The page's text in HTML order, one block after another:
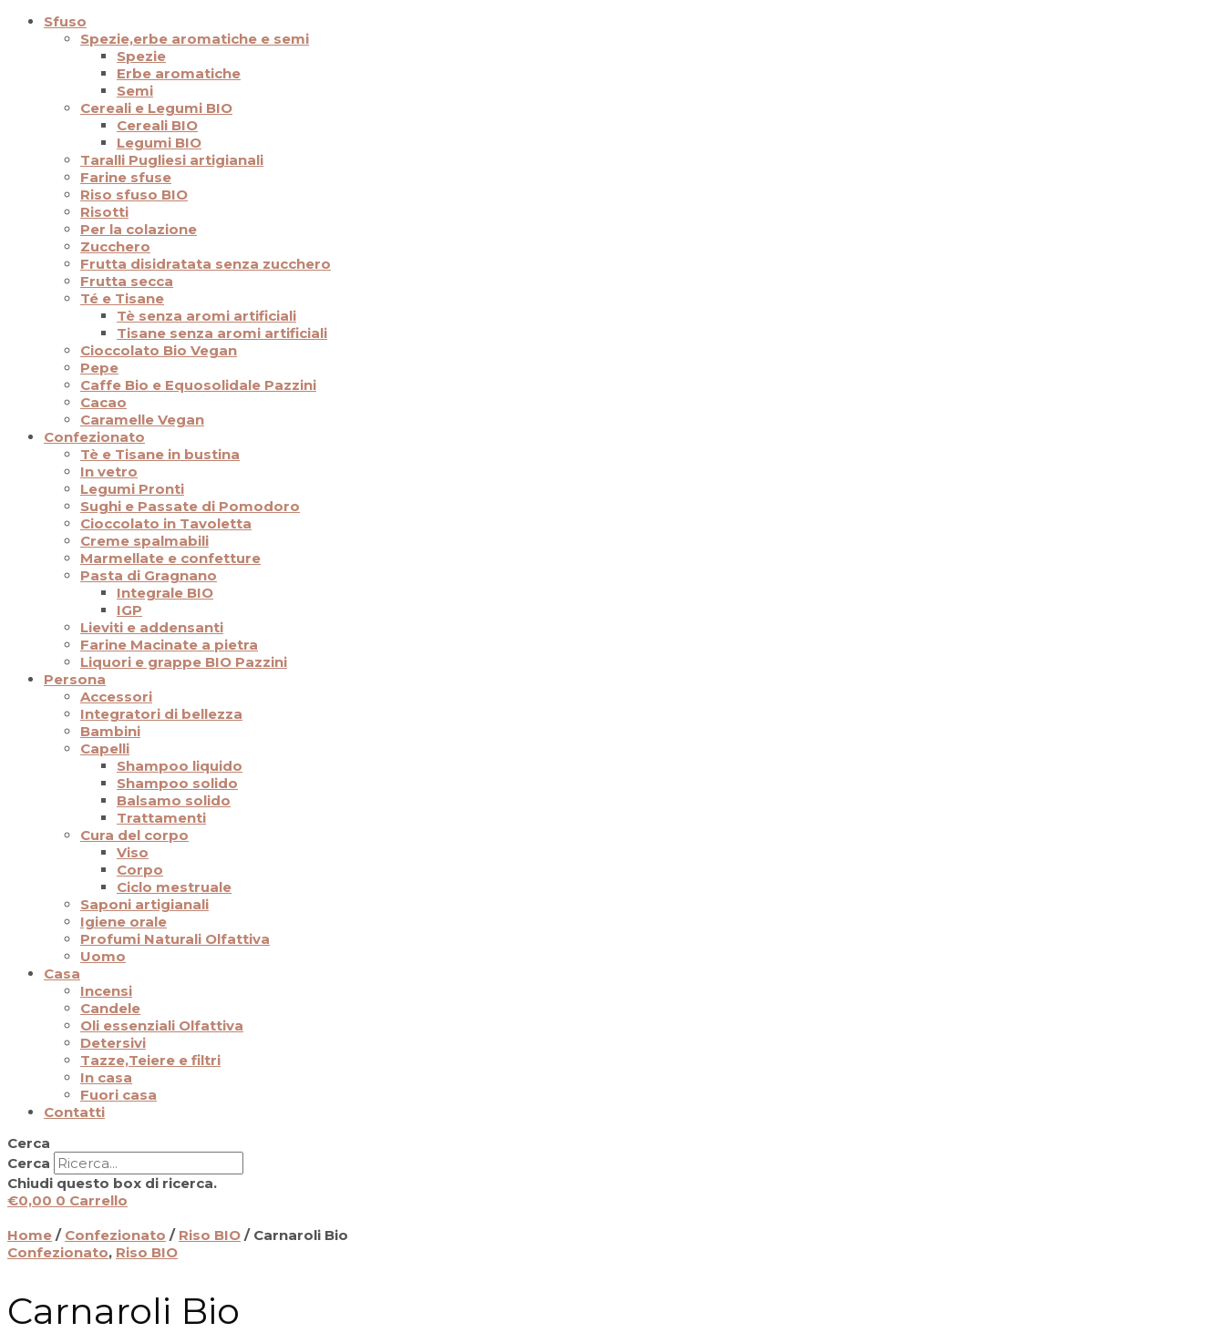
Sfuso
Spezie,erbe aromatiche e semi
Spezie
Erbe aromatiche
Semi
Cereali e Legumi BIO
Cereali BIO
Legumi BIO
Taralli Pugliesi artigianali
Farine sfuse
Riso sfuso BIO
Risotti
Per la colazione
Zucchero
Frutta disidratata senza zucchero
Frutta secca
Té e Tisane
Tè senza aromi artificiali
Tisane senza aromi artificiali
Cioccolato Bio Vegan
Pepe
Caffe Bio e Equosolidale Pazzini
Cacao
Caramelle Vegan
Confezionato
Tè e Tisane in bustina
In vetro
Legumi Pronti
Sughi e Passate di Pomodoro
Cioccolato in Tavoletta
Creme spalmabili
Marmellate e confetture
Pasta di Gragnano
Integrale BIO
IGP
Lieviti e addensanti
Farine Macinate a pietra
Liquori e grappe BIO Pazzini
Persona
Accessori
Integratori di bellezza
Bambini
Capelli
Shampoo liquido
Shampoo solido
Balsamo solido
Trattamenti
Cura del corpo
Viso
Corpo
Ciclo mestruale
Saponi artigianali
Igiene orale
Profumi Naturali Olfattiva
Uomo
Casa
Incensi
Candele
Oli essenziali Olfattiva
Detersivi
Tazze,Teiere e filtri
In casa
Fuori casa
Contatti
Cerca
Cerca
Chiudi questo box di ricerca.
€0,00 0 Carrello
Home / Confezionato / Riso BIO / Carnaroli Bio
Confezionato, Riso BIO
Carnaroli Bio